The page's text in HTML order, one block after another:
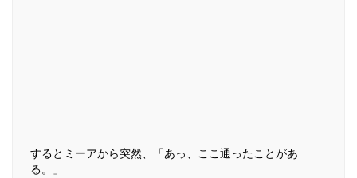
するとミーアから突然、「あっ、ここ通ったことがあ
る。」